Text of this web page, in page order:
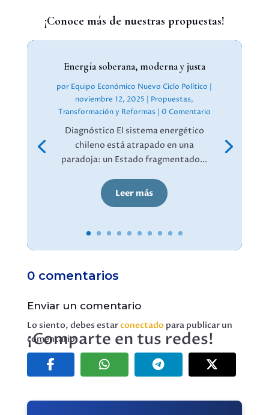
¡Conoce más de nuestras propuestas!
Energía soberana, moderna y justa
por Equipo Económico Nuevo Ciclo Político |
noviembre 12, 2025 | Propuestas,
Transformación y Reformas | 0 Comentario
Diagnóstico El sistema energético
chileno está atrapado en una
paradoja: un Estado fragmentado...
Leer más
0 comentarios
Enviar un comentario
Lo siento, debes estarconectadopara publicar un
comentario.
¡Comparte en tus redes!